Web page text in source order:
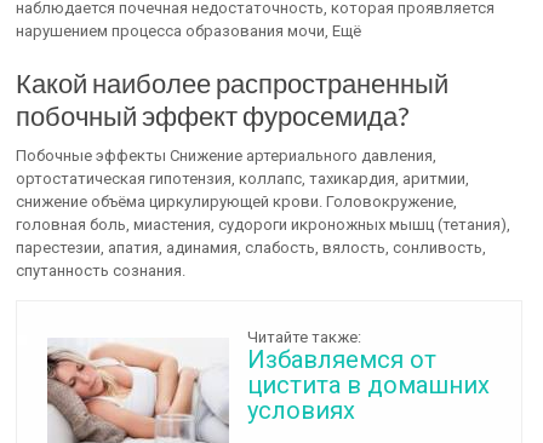
наблюдается почечная недостаточность, которая проявляется
нарушением процесса образования мочи, Ещё
Какой наиболее распространенный
побочный эффект фуросемида?
Побочные эффекты Снижение артериального давления,
ортостатическая гипотензия, коллапс, тахикардия, аритмии,
снижение объёма циркулирующей крови. Головокружение,
головная боль, миастения, судороги икроножных мышц (тетания),
парестезии, апатия, адинамия, слабость, вялость, сонливость,
спутанность сознания.
Читайте также:
Избавляемся от
цистита в домашних
условиях